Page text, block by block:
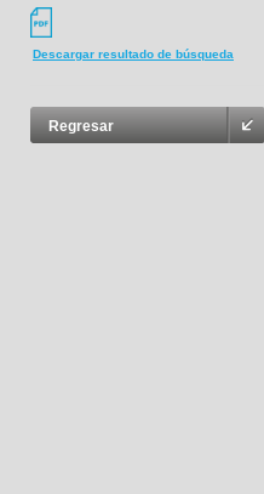
Descargar resultado de búsqueda
Regresar